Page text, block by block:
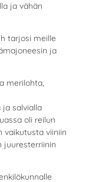
ja vähän
tarjosi meille
ja
merilohta,
salvialla
oli reilun
vaikutusta viiniin
juuresterriinin